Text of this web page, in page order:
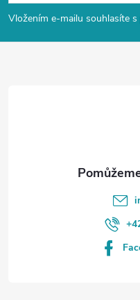
p
a
Vložením e-mailu souhlasíte s